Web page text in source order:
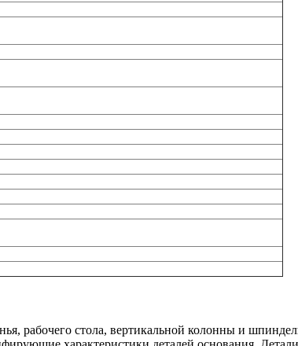
рабочего стола, вертикальной колонны и